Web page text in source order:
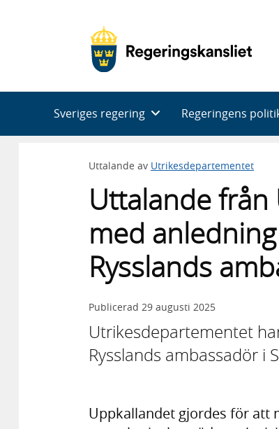
Sveriges regering Regeringens
Uttalande av Utrikesdepartementet
Uttalande
med
Rysslands
Publicerad 29 augusti 2025
Utrikesdepartementet
Rysslands ambassadör i
Uppkallandet gjordes för att